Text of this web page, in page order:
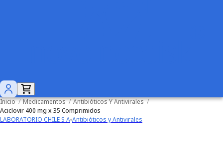
Inicio / Medicamentos / Antibióticos Y Antivirales /
Aciclovir 400 mg x 35 Comprimidos
LABORATORIO CHILE S A Antibióticos y Antivirales